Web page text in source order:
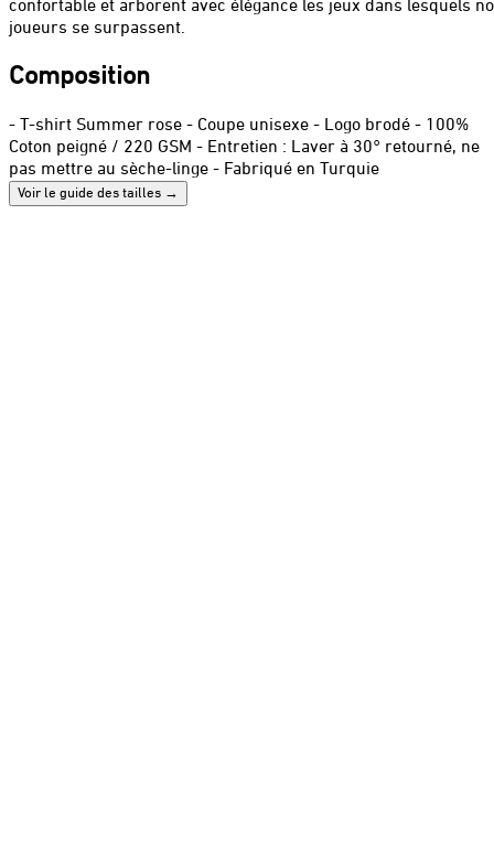
confortable et arborent avec élégance les jeux dans lesquels
joueurs se surpassent.
Composition
- T-shirt Summer rose - Coupe unisexe - Logo brodé - 100%
Coton peigné / 220 GSM - Entretien : Laver à 30° retourné, ne
pas mettre au sèche-linge - Fabriqué en Turquie
Voir le guide des tailles →